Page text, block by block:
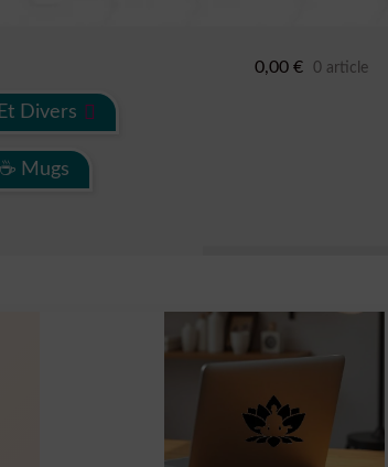
Divers
☕ Mugs
0,00 € 0 article